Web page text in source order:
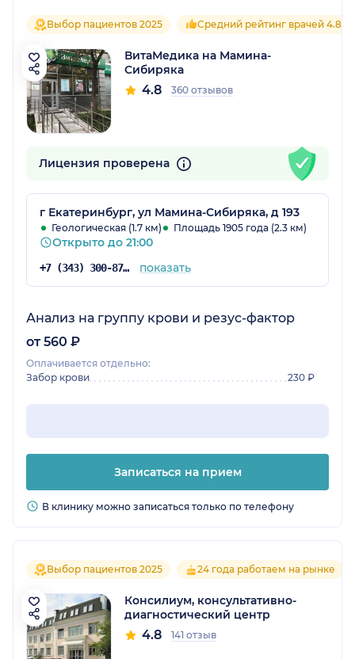
Выбор пациентов 2025 Средний рейтинг врачей 4.8
ВитаМедика на Мамина-
Сибиряка
4.8 360 отзывов
Лицензия проверена
г Екатеринбург, ул Мамина-Сибиряка, д 193
Геологическая (1.7 км) Площадь 1905 года (2.3 км)
Открыто до 21:00
+7 (343) 300-87-38 показать
Анализ на группу крови и резус-фактор
от 560 ₽
Оплачивается отдельно:
Забор крови
230 ₽
Записаться на прием
В клинику можно записаться только по телефону
Выбор пациентов 2025 24 года работаем на рынке
Консилиум, консультативно-
диагностический центр
4.8 141 отзыв